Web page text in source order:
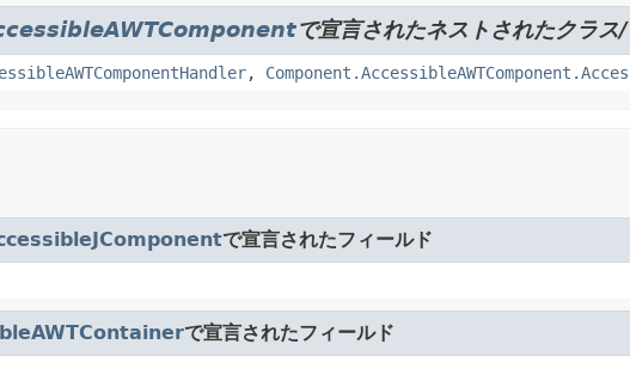
で宣言されたネストされたクラス
,
で宣言されたフィールド
で宣言されたフィールド